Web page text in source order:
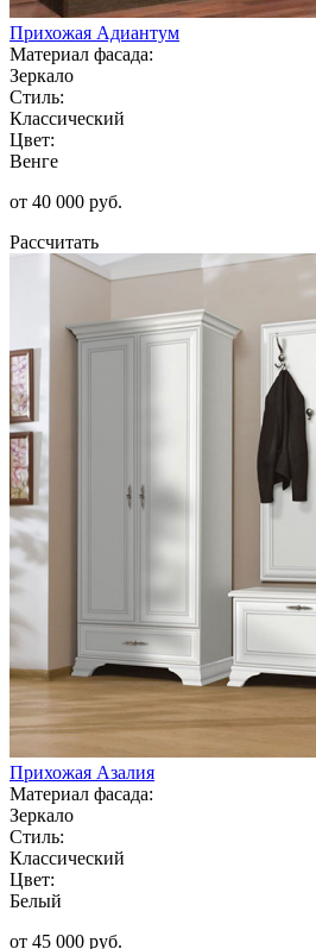
Прихожая Адиантум
Материал фасада:
Зеркало
Стиль:
Классический
Цвет:
Венге
от 40 000 руб.
Рассчитать
Прихожая Азалия
Материал фасада:
Зеркало
Стиль:
Классический
Цвет:
Белый
от 45 000 руб.